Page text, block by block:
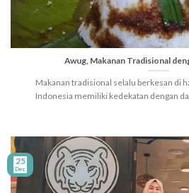
Awug, Makanan Tradisional
Makanan tradisional selalu berkesan di
Indonesia memiliki kedekatan dengan
25
Dec